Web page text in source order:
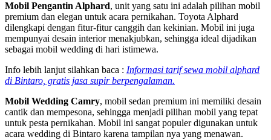
Mobil Pengantin Alphard, unit yang satu ini adalah pilihan mobil
premium dan elegan untuk acara pernikahan. Toyota Alphard
dilengkapi dengan fitur-fitur canggih dan kekinian. Mobil ini juga
mempunyai desain interior menakjubkan, sehingga ideal dijadikan
sebagai mobil wedding di hari istimewa.
Info lebih lanjut silahkan baca : Informasi tarif sewa mobil alphard
di Bintaro, gratis jasa supir berpengalaman.
Mobil Wedding Camry, mobil sedan premium ini memiliki desain
cantik dan mempesona, sehingga menjadi pilihan mobil yang tepat
untuk pesta pernikahan. Mobil ini sangat populer digunakan untuk
acara wedding di Bintaro karena tampilan nya yang menawan.